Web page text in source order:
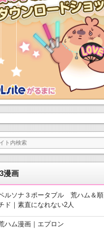
漫画
ルソナ３ポータブル 荒ハム＆順
ド｜素直になれない2人
ハム漫画｜エプロン